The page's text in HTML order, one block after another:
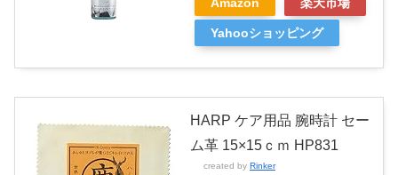
Yahooショッピング
HARP ケア用品 腕時計 セー
ム革 15×15ｃｍ HP831
created by Rinker